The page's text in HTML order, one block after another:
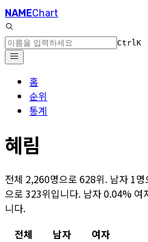
NAMEChart
CtrlK
홈
순위
통계
혜림
전체 2,260명으로 628위. 남자 1
으로 323위입니다. 남자 0.04% 여
니다.
전체
남자
여자